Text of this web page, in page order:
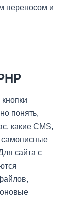
переносом и
понять,
какие CMS,
самописные
сайта с